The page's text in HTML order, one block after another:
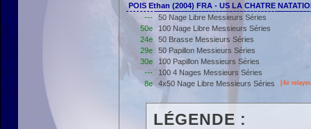
POIS Ethan (2004) FRA - US LA CHATRE
---
50 Nage Libre Messieurs Séries
50e
100 Nage Libre Messieurs Séries
24e
50 Brasse Messieurs Séries
29e
50 Papillon Messieurs Séries
30e
100 Papillon Messieurs Séries
---
100 4 Nages Messieurs Séries
8e
4x50 Nage Libre Messieurs Séries [4e
LÉGENDE :